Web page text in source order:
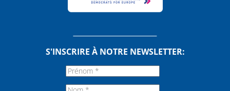
S'INSCRIRE À NOTRE NEWSLETTER: